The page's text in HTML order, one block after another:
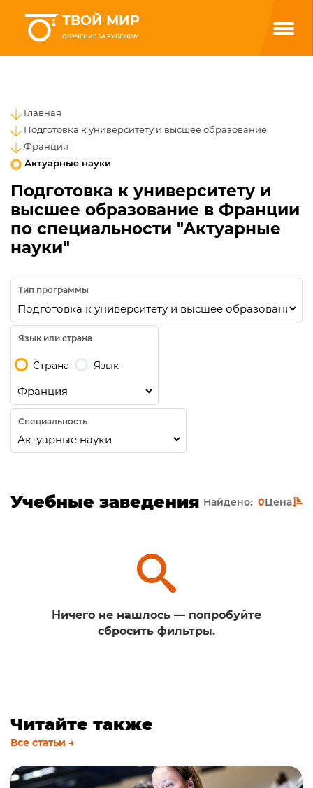
ТВОЙ МИР
ОБУЧЕНИЕ ЗА РУБЕЖОМ
Главная
Подготовка к университету и высшее образование
Франция
Актуарные науки
Подготовка к университету и
высшее образование в Франции
по специальности "Актуарные
науки"
Тип программы
Язык или страна
Страна Язык
Специальность
Учебные заведения Найдено: 0Цена
Ничего не нашлось — попробуйте
сбросить фильтры.
Читайте также
Все статьи →